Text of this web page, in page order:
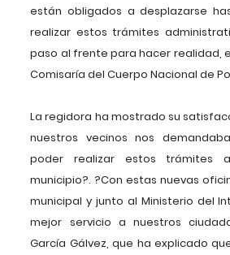
están obligados a desplazarse
realizar estos trámites
paso al frente para hacer realidad,
Comisaría del Cuerpo Nacional de
La regidora ha mostrado su
nuestros vecinos nos
poder realizar estos trámites
municipio?. ?Con estas nuevas
municipal y junto al Ministerio del
mejor servicio a nuestros
García Gálvez, que ha explicado